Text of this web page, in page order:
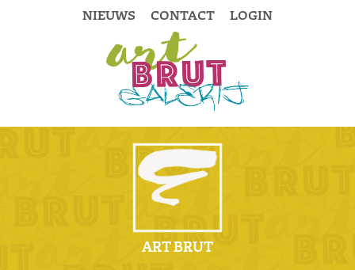
NIEUWS CONTACT LOGIN
ART BRUT